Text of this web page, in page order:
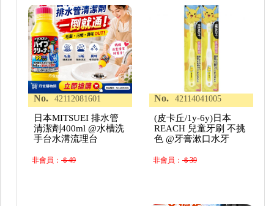
No. 42112081601
日本MITSUEI 排水管
清潔劑400ml @水槽洗
手台水溝流理台
非會員：＄49
No. 42114041005
(皮卡丘/1y-6y)日本
REACH 兒童牙刷 不挑
色 @牙膏漱口水牙
非會員：＄39